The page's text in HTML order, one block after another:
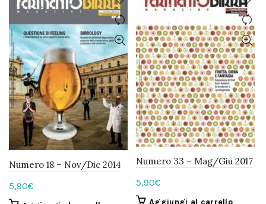
Numero 18 – Nov/Dic 2014
5,90€
Numero 33 – Mag/Giu 2017
5,90€
Aggiungi al carrello